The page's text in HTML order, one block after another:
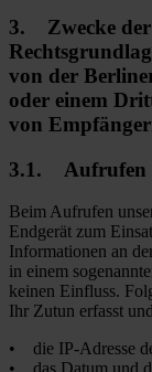
3. Zwecke der
von der
oder einem
von
3.1. Aufrufen
Beim Aufrufen
Endgerät zum
Informationen an
in einem
keinen Einfluss.
Ihr Zutun erfasst
• die IP-Adresse